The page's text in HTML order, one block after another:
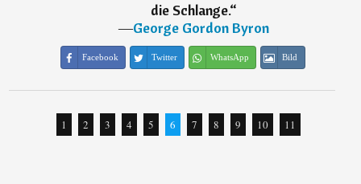
die Schlange.“
―George Gordon Byron
Facebook Twitter WhatsApp Bild
1 2 3 4 5 6 7 8 9 10 11